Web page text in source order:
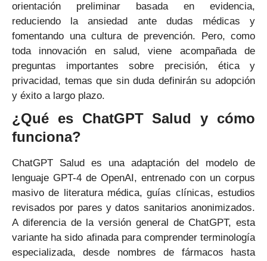
orientación preliminar basada en evidencia,
reduciendo la ansiedad ante dudas médicas y
fomentando una cultura de prevención. Pero, como
toda innovación en salud, viene acompañada de
preguntas importantes sobre precisión, ética y
privacidad, temas que sin duda definirán su adopción
y éxito a largo plazo.
¿Qué es ChatGPT Salud y cómo
funciona?
ChatGPT Salud es una adaptación del modelo de
lenguaje GPT-4 de OpenAI, entrenado con un corpus
masivo de literatura médica, guías clínicas, estudios
revisados por pares y datos sanitarios anonimizados.
A diferencia de la versión general de ChatGPT, esta
variante ha sido afinada para comprender terminología
especializada, desde nombres de fármacos hasta